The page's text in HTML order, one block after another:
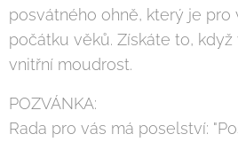
posvátného ohně, který je pro
počátku věků. Získáte to,
vnitřní moudrost.
POZVÁNKA:
Rada pro vás má poselství: